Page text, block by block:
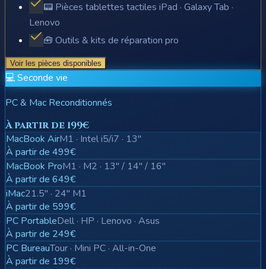
📟 Pièces tablettes tactiles iPad · Galaxy Tab ·
Lenovo
🧰 Outils & kits de réparation pro
Voir les pièces disponibles
💻 Seconde vie
PC & Mac Reconditionnés
À partir de 199€
MacBook AirM1 · Intel i5/i7 · 13"
À partir de 499€
MacBook ProM1 · M2 · 13" / 14" / 16"
À partir de 649€
iMac21.5" · 24" M1
À partir de 599€
PC PortableDell · HP · Lenovo · Asus
À partir de 249€
PC BureauTour · Mini PC · All-in-One
À partir de 199€